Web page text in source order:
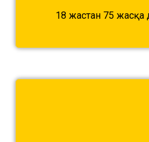
18 жастан 75 жасқа